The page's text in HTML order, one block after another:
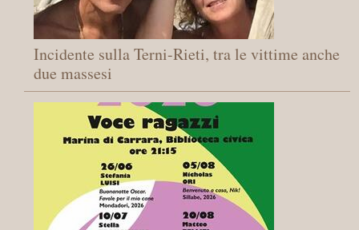
Incidente sulla Terni-Rieti, tra le vittime anche
due massesi